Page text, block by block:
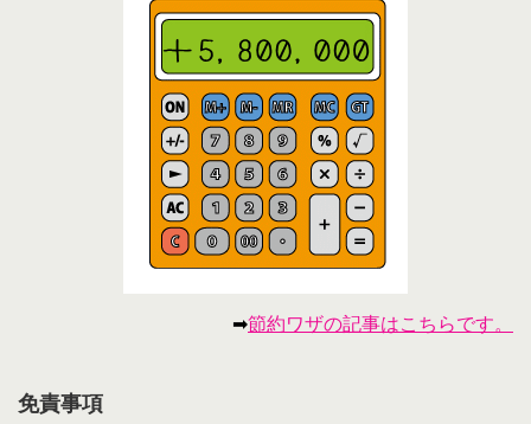
➡節約ワザの記事はこちらです。
免責事項